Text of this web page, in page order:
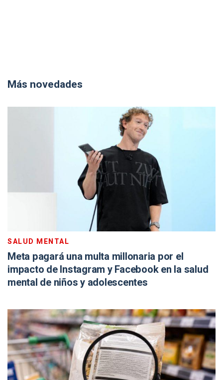
Más novedades
SALUD MENTAL
Meta pagará una multa millonaria por el
impacto de Instagram y Facebook en la salud
mental de niños y adolescentes